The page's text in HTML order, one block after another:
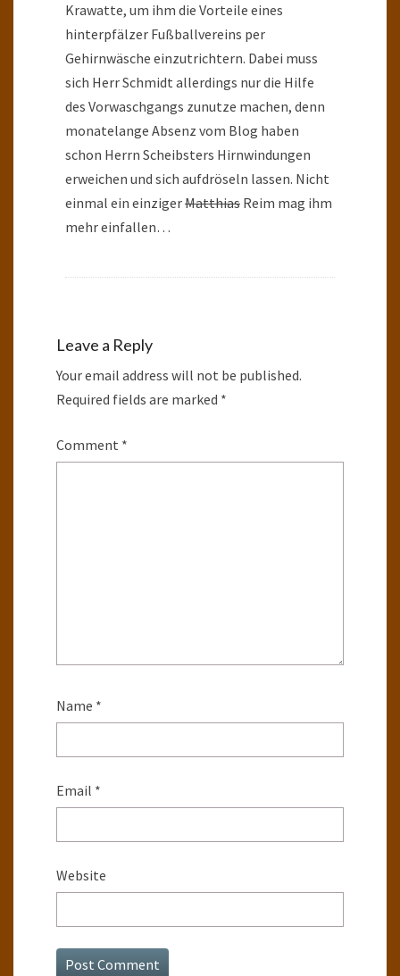
Krawatte, um ihm die Vorteile eines
hinterpfälzer Fußballvereins per
Gehirnwäsche einzutrichtern. Dabei muss
sich Herr Schmidt allerdings nur die Hilfe
des Vorwaschgangs zunutze machen, denn
monatelange Absenz vom Blog haben
schon Herrn Scheibsters Hirnwindungen
erweichen und sich aufdröseln lassen. Nicht
einmal ein einzigerMatthias Reim mag ihm
mehr einfallen…
Leave a Reply
Your email address will not be published.
Required fields are marked *
Comment *
Name *
Email *
Website